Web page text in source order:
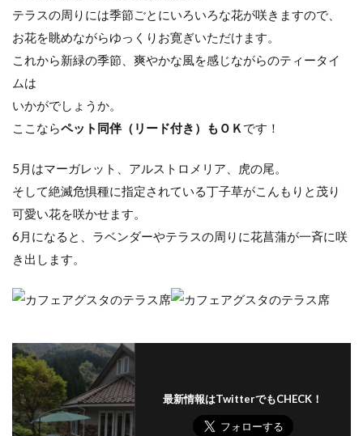
テラスの周りには季節ごとにいろいろな花が咲きますので、
お花を眺めながらゆっくりお寛ぎいただけます。
これから新緑の季節、爽やかな風を感じながらのティータイ
ムは
いかがでしょうか。
ここならペット同伴（リード付き）もＯＫ です！
5月はマーガレット、アルストロメリア、虎の尾。
そして絶滅危惧種に指定されている丁子草がこんもりと茂り
可愛い花を咲かせます。
6月になると、ラベンダーやテラスの周りに花菖蒲が一斉に咲
き出します。
最新情報はTwitterでもCHECK！